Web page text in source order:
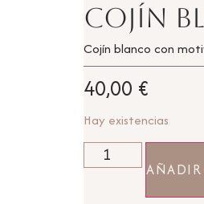
Cojín
Cojín blanco con
40,00 €
Hay existencias
AÑADIR